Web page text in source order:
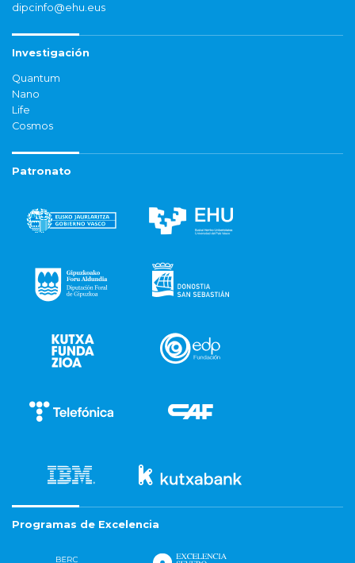
dipcinfo@ehu.eus
Investigación
Quantum
Nano
Life
Cosmos
Patronato
Programas de Excelencia